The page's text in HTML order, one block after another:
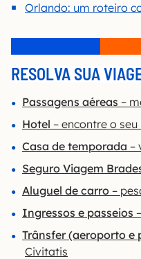
Orlando: um roteiro
RESOLVA SUA
Passagens aéreas –
Hotel – encontre o
Casa de temporada –
Seguro Viagem
Aluguel de carro –
Ingressos e passeios
Trânsfer (aeroporto e
Civitatis